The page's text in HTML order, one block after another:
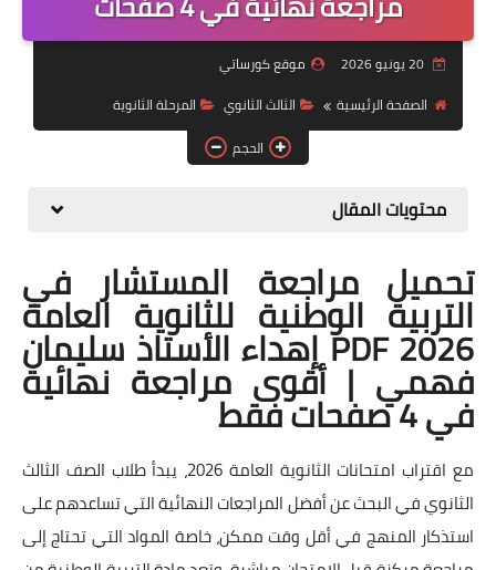
موضوعات
تكنولوجيا
صحة
20 يونيو 2026
موقع كورساتي
الصفحة الرئيسية
الثالث الثانوي
المرحلة الثانوية
الحجم
محتويات المقال
تحميل مراجعة المستشار في
التربية الوطنية للثانوية العامة
2026 PDF إهداء الأستاذ سليمان
فهمي | أقوى مراجعة نهائية
في 4 صفحات فقط
مع اقتراب امتحانات الثانوية العامة 2026، يبدأ طلاب الصف الثالث
الثانوي في البحث عن أفضل المراجعات النهائية التي تساعدهم على
استذكار المنهج في أقل وقت ممكن، خاصة المواد التي تحتاج إلى